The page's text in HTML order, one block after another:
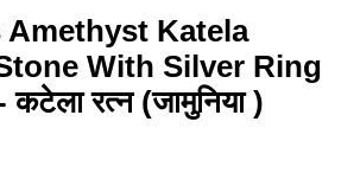
Amethyst Katela
With Silver Ring
रत्न (जामुनिया )